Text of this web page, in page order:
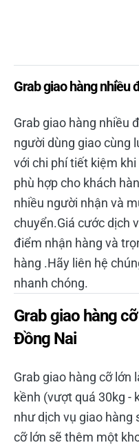
Grab giao hàng nhiều
Grab giao hàng nhiều
người dùng giao cùng
với chi phí tiết kiệm
phù hợp cho khách
nhiều người nhận và
chuyển.Giá cước dịch
điểm nhận hàng và
hàng .Hãy liên hệ
nhanh chóng.
Grab giao hàng
Đồng Nai
Grab giao hàng cỡ lớn
kềnh (vượt quá 30kg -
như dịch vụ giao hàng
cỡ lớn sẽ thêm một